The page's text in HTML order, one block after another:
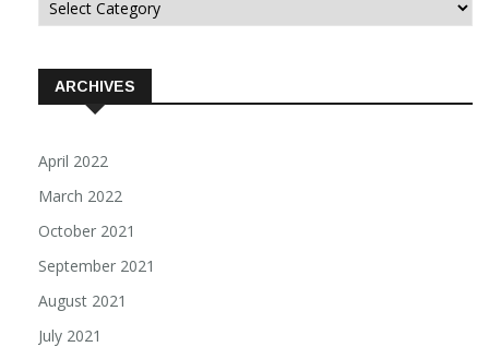
ARCHIVES
April 2022
March 2022
October 2021
September 2021
August 2021
July 2021